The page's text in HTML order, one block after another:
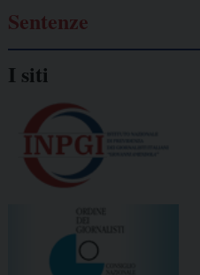
Sentenze
I siti